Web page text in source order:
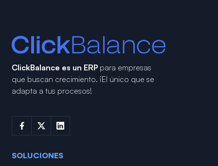
ClickBalance es un ERP para empresas
que buscan crecimiento. ¡El único que se
adapta a tus procesos!
SOLUCIONES